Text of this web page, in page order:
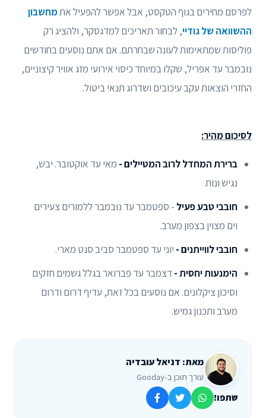
לפרסם מחירים בגוף הטקסט, אבל אפשר להפעיל אתמחשבון
ההשוואה של גודיי, לבחור תאריכים למדגסקר, ולהציג רק
פוליסות שמתאימות לעונה שבחרתם. אם אתם נוסעים בחודשים
נובמבר עד אפריל, שקלו במיוחד כיסוי אירועי מזג אוויר קיצוניים,
החזרי הוצאות עקב עיכובים ושדרוג תנאי ביטול.
לסיכום מהיר:
ברירת המחדל לרוב המטיילים - מאי עד אוקטובר. יבש,
נגיש ונוח.
חובבי טבע פעיל - ספטמבר עד נובמבר ללמורים צעירים
וים מצוין בצפון מערב.
חובבי לווייתנים - יוני עד ספטמבר סביב סנט מארי.
הימנעות יחסית -דצמבר עד פברואר בגלל גשמים חזקים
וסיכון ציקלונים. אם נוסעים בכל זאת, עדיף דרום ודרום
מערב ותכנון גמיש.
מאת: דניאל עובדיה
עורך תוכן ב-Gooday
שתפו!